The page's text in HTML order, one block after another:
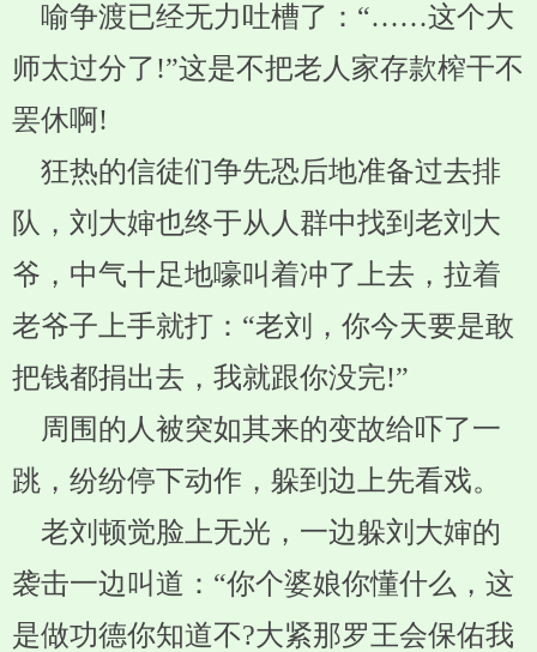
喻争渡已经无力吐槽了：“……这个大
师太过分了!”这是不把老人家存款榨干不
罢休啊!
狂热的信徒们争先恐后地准备过去排
队，刘大婶也终于从人群中找到老刘大
爷，中气十足地嚎叫着冲了上去，拉着
老爷子上手就打：“老刘，你今天要是敢
把钱都捐出去，我就跟你没完!”
周围的人被突如其来的变故给吓了一
跳，纷纷停下动作，躲到边上先看戏。
老刘顿觉脸上无光，一边躲刘大婶的
袭击一边叫道：“你个婆娘你懂什么，这
是做功德你知道不?大紧那罗王会保佑我